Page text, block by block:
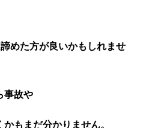
めた方が良いかもしれませ
事故や
もまだ分かりません。